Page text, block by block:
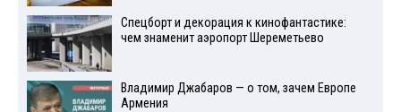
Спецборт и декорация к кинофантастике:
чем знаменит аэропорт Шереметьево
Владимир Джабаров — о том, зачем Европе
Армения